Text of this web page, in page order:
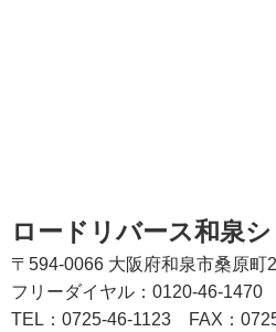
ロードリバース和泉
〒594-0066 大阪府和泉市桑原町
フリーダイヤル：0120-46-1470
TEL：0725-46-1123
FAX：